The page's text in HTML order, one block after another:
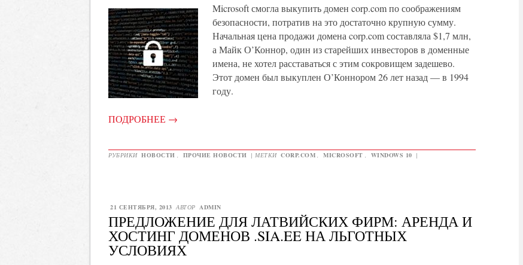
Microsoft смогла выкупить домен corp.com по соображениям
безопасности, потратив на это достаточно крупную сумму.
Начальная цена продажи домена corp.com составляла $1,7 млн,
а Майк О’Коннор, один из старейших инвесторов в доменные
имена, не хотел расставаться с этим сокровищем задешево.
Этот домен был выкуплен О’Коннором 26 лет назад — в 1994
году.
ПОДРОБНЕЕ →
РУБРИКИ НОВОСТИ ПРОЧИЕ НОВОСТИ | МЕТКИ CORP.COM MICROSOFT WINDOWS 10 |
21 СЕНТЯБРЯ, 2013 АВТОР ADMIN
ПРЕДЛОЖЕНИЕ ДЛЯ ЛАТВИЙСКИХ ФИРМ: АРЕНДА И
ХОСТИНГ ДОМЕНОВ .SIA.EE НА ЛЬГОТНЫХ
УСЛОВИЯХ